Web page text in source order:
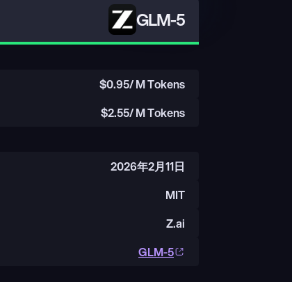
GLM-5
$0.95/ M Tokens
$2.55/ M Tokens
2026年2月11日
MIT
Z.ai
GLM-5